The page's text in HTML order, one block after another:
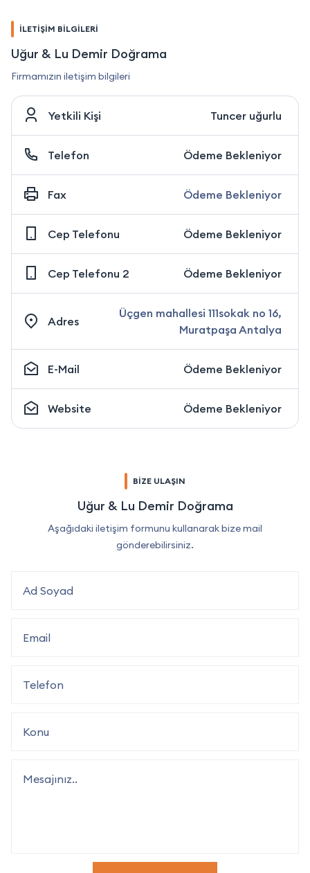
İLETİŞİM BİLGİLERİ
Uğur & Lu Demir Doğrama
Firmamızın iletişim bilgileri
Yetkili Kişi Tuncer uğurlu
Telefon Ödeme Bekleniyor
Fax Ödeme Bekleniyor
Cep Telefonu Ödeme Bekleniyor
Cep Telefonu 2 Ödeme Bekleniyor
Adres
Üçgen mahallesi 111sokak no 16,
Muratpaşa Antalya
E-Mail Ödeme Bekleniyor
Website Ödeme Bekleniyor
BİZE ULAŞIN
Uğur & Lu Demir Doğrama
Aşağıdaki iletişim formunu kullanarak bize mail
gönderebilirsiniz.